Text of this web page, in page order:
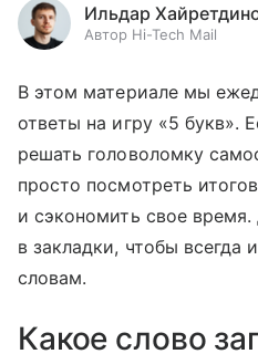
Ильдар
Автор Hi-Tech Mail
В этом материале мы
ответы на игру «5 букв».
решать головоломку
просто посмотреть
и сэкономить свое
в закладки, чтобы всегда
словам.
Какое слово